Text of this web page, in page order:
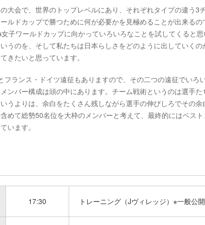
大会で、世界のトップレベルにあり、それぞれタイプの違う3
ルドカップで勝つために何が必要かを見極めることが出来る
子ワールドカップに向かっていろいろなことを試してくると
うのを、そして私たちは日本らしさをどのように出していくの
きたいと思っています。
フランス・ドイツ遠征もありますので、その二つの遠征でいろ
ンバー構成は頭の中にあります。チーム戦術というのは選手
うよりは、余白をたくさん残しながら選手の伸びしろでその
めて総勢50名位を大枠のメンバーと考えて、最終的にはベス
います。
17:30 トレーニング（Jヴィレッジ）※一般公開